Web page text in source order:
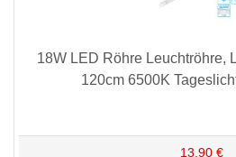
18W LED Röhre Leuchtröhre,
120cm 6500K
13,90 €